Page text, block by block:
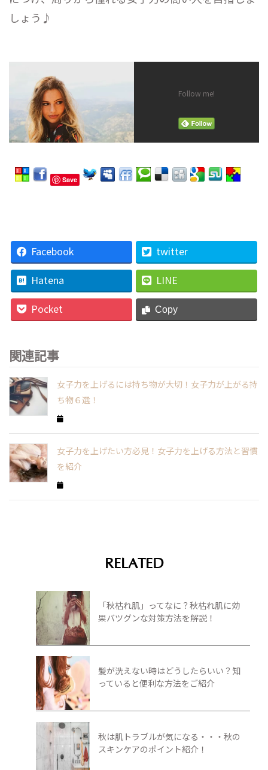
しょう♪
Follow me!
Save
Facebook
twitter
Hatena
LINE
Pocket
Copy
関連記事
女子力を上げるには持ち物が大切！女子力が上がる持
ち物６選！
女子力を上げたい方必見！女子力を上げる方法と習慣
を紹介
RELATED
「秋枯れ肌」ってなに？秋枯れ肌に効
果バツグンな対策方法を解説！
髪が洗えない時はどうしたらいい？知
っていると便利な方法をご紹介
秋は肌トラブルが気になる・・・秋の
スキンケアのポイント紹介！